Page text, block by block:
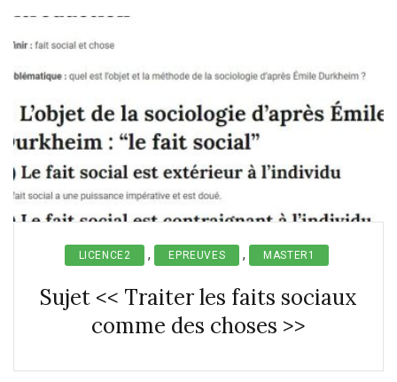
LICENCE2 , EPREUVES , MASTER1
Sujet << Traiter les faits sociaux
comme des choses >>